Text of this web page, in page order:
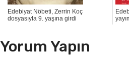
Edebiyat Nöbeti, Zerrin Koç
dosyasıyla 9. yaşına girdi
Yorum Yapın